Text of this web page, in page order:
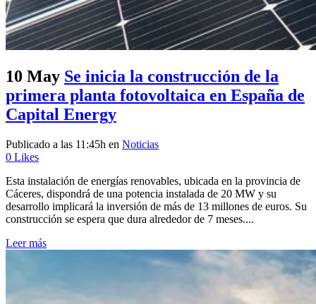
10 May Se inicia la construcción de la
primera planta fotovoltaica en España de
Capital Energy
Publicado a las 11:45h en Noticias
0 Likes
Esta instalación de energías renovables, ubicada en la provincia de
Cáceres, dispondrá de una potencia instalada de 20 MW y su
desarrollo implicará la inversión de más de 13 millones de euros. Su
construcción se espera que dura alrededor de 7 meses....
Leer más